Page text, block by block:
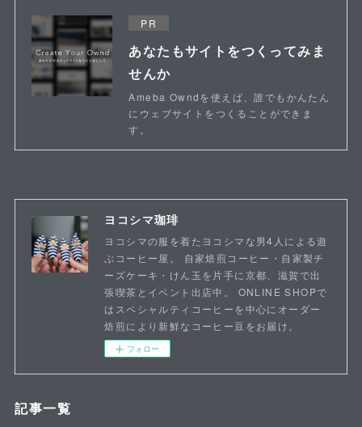
PR
あなたもサイトをつくってみま
せんか
Ameba Owndを使えば、誰でもかんたん
にウェブサイトをつくることができま
す。
ヨコシマ珈琲
ヨコシマの服を着たヨコシマな男4人による遊
ぶコーヒー屋。 自家焙煎コーヒー・自家製チ
ーズケーキ・けん玉を片手に京都、滋賀で出
張喫茶とイベント出店中。 ONLINE SHOPで
はスペシャルティコーヒーを中心にオーダー
焙煎により新鮮なコーヒー豆をお届け。
フォロー
記事一覧